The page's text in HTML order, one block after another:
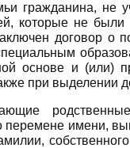
гражданина, не
которые не
договор о
основе и (или)
при выделении
перемене имени,